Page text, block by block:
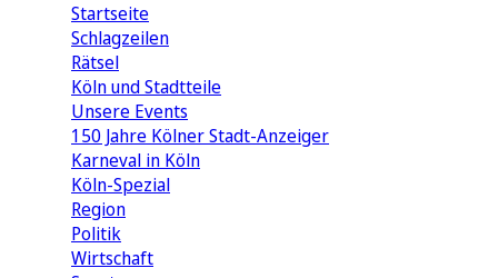
Startseite
Schlagzeilen
Rätsel
Köln und Stadtteile
Unsere Events
150 Jahre Kölner Stadt-Anzeiger
Karneval in Köln
Köln-Spezial
Region
Politik
Wirtschaft